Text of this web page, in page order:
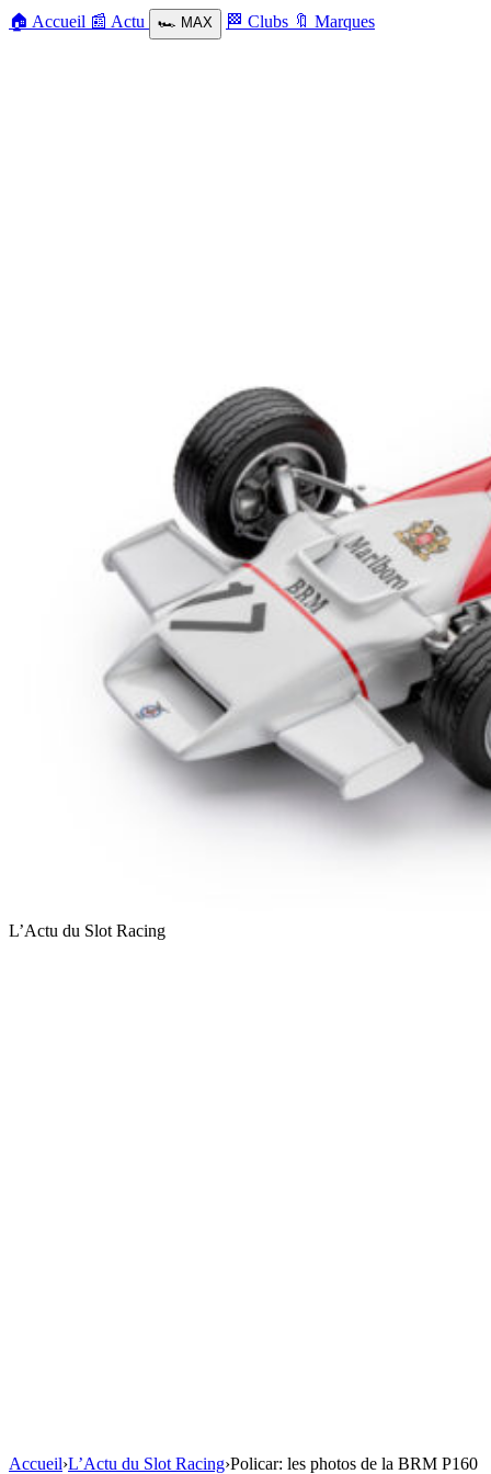
🏠 Accueil 📰 Actu 🏎️ MAX 🏁 Clubs 🔖 Marques
L’Actu du Slot Racing
Accueil›L’Actu du Slot Racing›Policar: les photos de la BRM P160